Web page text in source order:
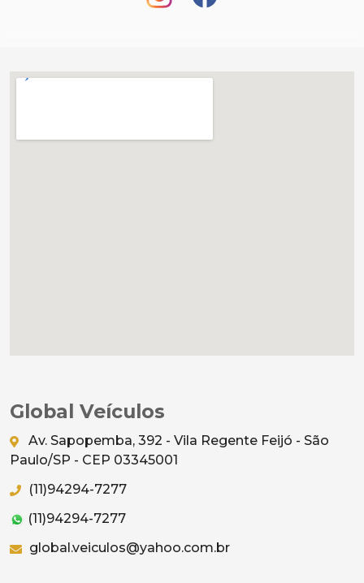
Global Veículos
Av. Sapopemba, 392 - Vila Regente Feijó - São
Paulo/SP - CEP 03345001
(11)94294-7277
(11)94294-7277
global.veiculos@yahoo.com.br